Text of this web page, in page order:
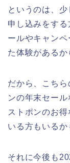
というのは、
申し込みをす
ールやキャン
た体験があるか
だから、こち
ンの年末セー
ストポンのお
いる方もいるか
それに今後も